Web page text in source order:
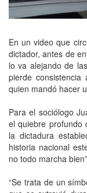
En un video que
dictador, antes de
lo va alejando de
pierde
quien mandó hacer
Para el sociólogo
el quiebre profundo
la dictadura
historia nacional
no todo marcha
“Se trata de un